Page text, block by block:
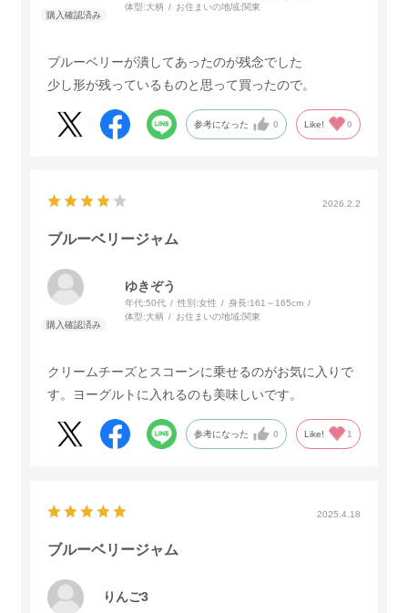
体型:大柄 お住まいの地域:関東
ブルーベリーが潰してあったのが残念でした
少し形が残っているものと思って買ったので。
参考になった 0 Like! 0
2026.2.2
ブルーベリージャム
ゆきぞう
年代:50代 性別:女性 身長:161～165cm
体型:大柄 お住まいの地域:関東
クリームチーズとスコーンに乗せるのがお気に入りで
す。ヨーグルトに入れるのも美味しいです。
参考になった 0 Like! 1
2025.4.18
ブルーベリージャム
りんご3